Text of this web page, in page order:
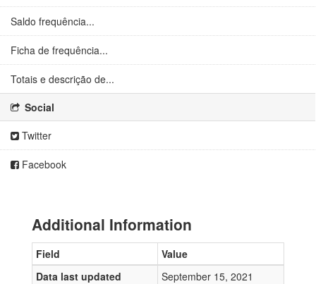
Saldo frequência...
Ficha de frequência...
Totais e descrição de...
Social
Twitter
Facebook
Additional Information
Field
Value
Data last updated
September 15, 2021